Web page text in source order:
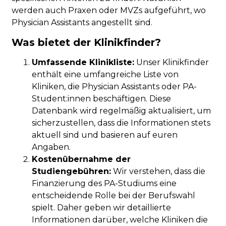
werden auch Praxen oder MVZs aufgeführt, wo
Physician Assistants angestellt sind.
Was bietet der Klinikfinder?
Umfassende Klinikliste: Unser Klinikfinder
enthält eine umfangreiche Liste von
Kliniken, die Physician Assistants oder PA-
Student:innen beschäftigen. Diese
Datenbank wird regelmäßig aktualisiert, um
sicherzustellen, dass die Informationen stets
aktuell sind und basieren auf euren
Angaben.
Kostenübernahme der
Studiengebühren: Wir verstehen, dass die
Finanzierung des PA-Studiums eine
entscheidende Rolle bei der Berufswahl
spielt. Daher geben wir detaillierte
Informationen darüber, welche Kliniken die